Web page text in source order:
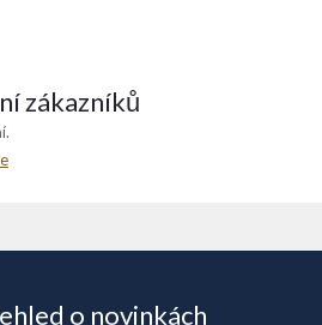
zákazníků
o novinkách